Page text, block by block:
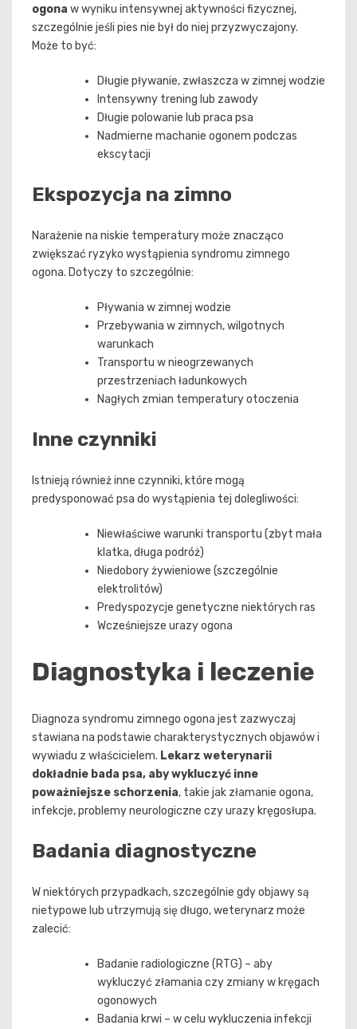
ogona w wyniku intensywnej aktywności fizycznej,
szczególnie jeśli pies nie był do niej przyzwyczajony.
Może to być:
Długie pływanie, zwłaszcza w zimnej wodzie
Intensywny trening lub zawody
Długie polowanie lub praca psa
Nadmierne machanie ogonem podczas
ekscytacji
Ekspozycja na zimno
Narażenie na niskie temperatury może znacząco
zwiększać ryzyko wystąpienia syndromu zimnego
ogona. Dotyczy to szczególnie:
Pływania w zimnej wodzie
Przebywania w zimnych, wilgotnych
warunkach
Transportu w nieogrzewanych
przestrzeniach ładunkowych
Nagłych zmian temperatury otoczenia
Inne czynniki
Istnieją również inne czynniki, które mogą
predysponować psa do wystąpienia tej dolegliwości:
Niewłaściwe warunki transportu (zbyt mała
klatka, długa podróż)
Niedobory żywieniowe (szczególnie
elektrolitów)
Predyspozycje genetyczne niektórych ras
Wcześniejsze urazy ogona
Diagnostyka i leczenie
Diagnoza syndromu zimnego ogona jest zazwyczaj
stawiana na podstawie charakterystycznych objawów i
wywiadu z właścicielem. Lekarz weterynarii
dokładnie bada psa, aby wykluczyć inne
poważniejsze schorzenia, takie jak złamanie ogona,
infekcje, problemy neurologiczne czy urazy kręgosłupa.
Badania diagnostyczne
W niektórych przypadkach, szczególnie gdy objawy są
nietypowe lub utrzymują się długo, weterynarz może
zalecić:
Badanie radiologiczne (RTG) – aby
wykluczyć złamania czy zmiany w kręgach
ogonowych
Badania krwi – w celu wykluczenia infekcji